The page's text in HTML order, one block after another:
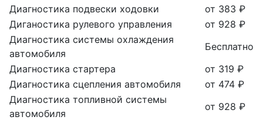
Диагностика подвески ходовки
от 383 ₽
Диганостика рулевого управления
от 928 ₽
Диагностика системы охлаждения
автомобиля
Бесплатно
Диагностика стартера
от 319 ₽
Диагностика сцепления автомобиля
от 474 ₽
Диагностика топливной системы
автомобиля
от 928 ₽